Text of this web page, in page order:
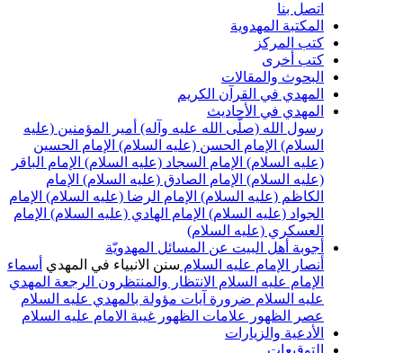
اتصل بنا
المكتبة المهدوية
كتب المركز
كتب أخرى
البحوث والمقالات
المهدي في القرآن الكريم
المهدي في الأحاديث
رسول الله (صلّى الله عليه وآله) أمير المؤمنين (عليه
السلام) الإمام الحسن (عليه السلام) الإمام الحسين
(عليه السلام) الإمام السجاد (عليه السلام) الإمام الباقر
(عليه السلام) الإمام الصادق (عليه السلام) الإمام
الكاظم (عليه السلام) الإمام الرضا (عليه السلام) الإمام
الجواد (عليه السلام) الإمام الهادي (عليه السلام) الإمام
العسكري (عليه السلام)
أجوبة أهل البيت عن المسائل المهدويّة
أنصار الإمام عليه السلام سنن الانبياء في المهدي أسماء
الإمام عليه السلام الانتظار والمنتظرون الرجعة المهدي
عليه السلام ضرورة آيات مؤولة بالمهدي عليه السلام
عصر الظهور
علامات الظهور غيبة الامام عليه السلام
الأدعية والزيارات
التوقيعات